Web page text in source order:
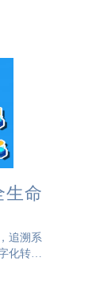
生命
追溯系
化转型
核心能